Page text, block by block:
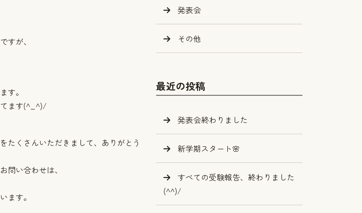
すが、
す。
てます(^_^)/
たくさんいただきまして、ありがとう
問い合わせは、
ます。
発表会
その他
最近の投稿
発表会終わりました
新学期スタート🌸
すべての受験報告、終わりました
(^^)/